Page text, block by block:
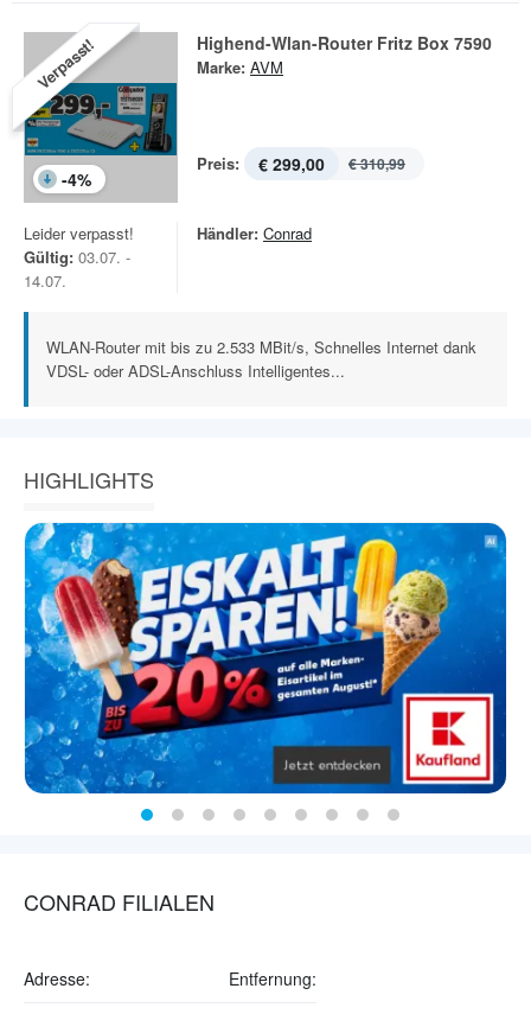
Verpasst!
-4%
Highend-Wlan-Router Fritz Box 7590
Marke: AVM
Preis: € 299,00 € 310,99
Leider verpasst!
Gültig: 03.07. -
14.07.
Händler: Conrad
WLAN-Router mit bis zu 2.533 MBit/s, Schnelles Internet dank
VDSL- oder ADSL-Anschluss Intelligentes...
HIGHLIGHTS
CONRAD FILIALEN
Adresse: Entfernung: